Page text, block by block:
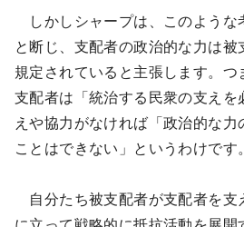
しかしシャープは、このような
と断じ、支配者の政治的な力は被
規定されていると主張します。つ
支配者は「統治する民衆の支えを
えや協力がなければ「政治的な力
ことはできない」というわけです。
自分たち被支配者が支配者を支